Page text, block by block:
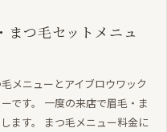
まつ毛セットメニュ
メニューとアイブロウワック
です。 一度の来店で眉毛・ま
ます。 まつ毛メニュー料金に